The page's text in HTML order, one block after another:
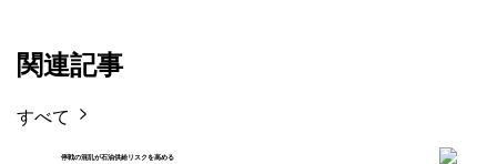
関連記事
すべて
停戦の混乱が石油供給リスクを高める